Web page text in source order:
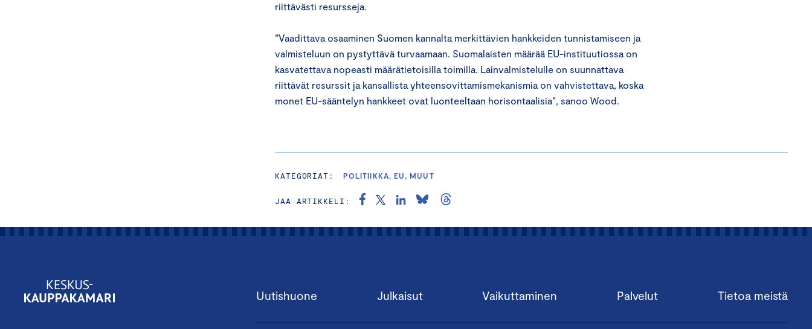
riittävästi resursseja.
”Vaadittava osaaminen Suomen kannalta merkittävien hankkeiden tunnistamiseen ja
valmisteluun on pystyttävä turvaamaan. Suomalaisten määrää EU-instituutiossa on
kasvatettava nopeasti määrätietoisilla toimilla. Lainvalmistelulle on suunnattava
riittävät resurssit ja kansallista yhteensovittamismekanismia on vahvistettava, koska
monet EU-sääntelyn hankkeet ovat luonteeltaan horisontaalisia”, sanoo Wood.
KATEGORIAT: POLITIIKKA, EU, MUUT
JAA ARTIKKELI:
Uutishuone Julkaisut Vaikuttaminen Palvelut Tietoa meistä